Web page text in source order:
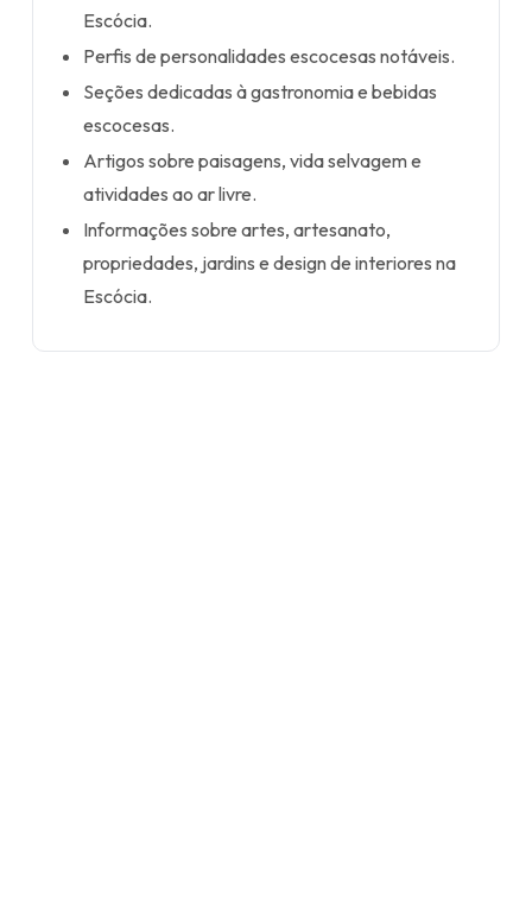
Escócia.
Perfis de personalidades escocesas notáveis.
Seções dedicadas à gastronomia e bebidas
escocesas.
Artigos sobre paisagens, vida selvagem e
atividades ao ar livre.
Informações sobre artes, artesanato,
propriedades, jardins e design de interiores na
Escócia.